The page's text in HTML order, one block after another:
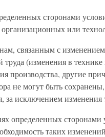
сторонами
или
связанным с
труда (изменения в
производства, другие
не могут быть
за исключением
определенных сторонами
таких